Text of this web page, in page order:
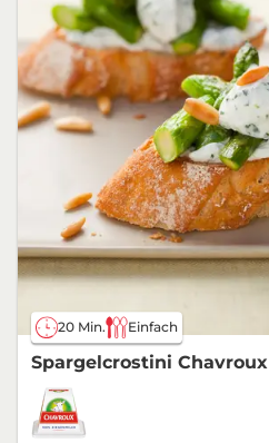
20 Min. Einfach
Spargelcrostini Chavroux